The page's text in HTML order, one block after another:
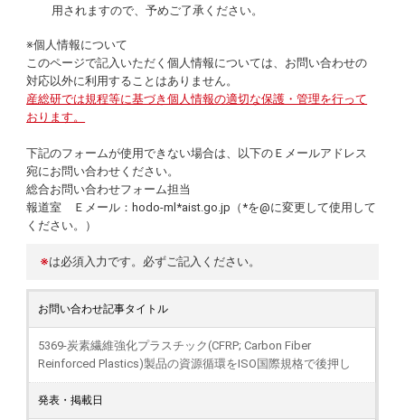
用されますので、予めご了承ください。
※個人情報について
このページで記入いただく個人情報については、お問い合わせの
対応以外に利用することはありません。
産総研では規程等に基づき個人情報の適切な保護・管理を行って
おります。
下記のフォームが使用できない場合は、以下のＥメールアドレス
宛にお問い合わせください。
総合お問い合わせフォーム担当
報道室 Ｅメール：hodo-ml*aist.go.jp（*を@に変更して使用して
ください。）
※は必須入力です。必ずご記入ください。
お問い合わせ記事タイトル
5369-炭素繊維強化プラスチック(CFRP; Carbon Fiber
Reinforced Plastics)製品の資源循環をISO国際規格で後押し
発表・掲載日